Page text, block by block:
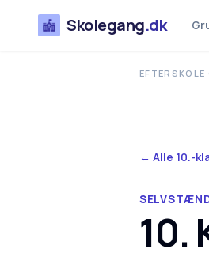
Skolegang.dk
← Alle 10.-
10.